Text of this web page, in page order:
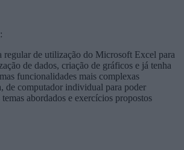
regular de utilização do Microsoft Excel para
de dados, criação de gráficos e já tenha
funcionalidades mais complexas
de computador individual para poder
abordados e exercícios propostos